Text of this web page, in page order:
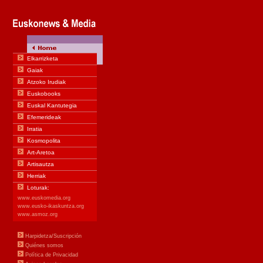
Elkarrizketa
Gaiak
Atzoko Irudiak
Euskobooks
Euskal Kantutegia
Efemerideak
Irratia
Kosmopolita
Art-Aretoa
Artisautza
Herriak
Loturak:
www.euskomedia.org
www.eusko-ikaskuntza.org
www.asmoz.org
Harpidetza/Suscripción
Quiénes somos
Política de Privacidad